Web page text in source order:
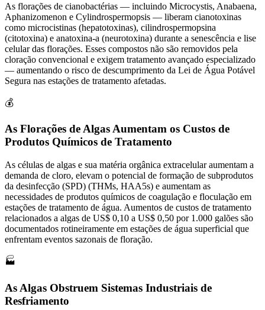
As florações de cianobactérias — incluindo Microcystis, Anabaena,
Aphanizomenon e Cylindrospermopsis — liberam cianotoxinas
como microcistinas (hepatotoxinas), cilindrospermopsina
(citotoxina) e anatoxina-a (neurotoxina) durante a senescência e lise
celular das florações. Esses compostos não são removidos pela
cloração convencional e exigem tratamento avançado especializado
— aumentando o risco de descumprimento da Lei de Água Potável
Segura nas estações de tratamento afetadas.
💰
As Florações de Algas Aumentam os Custos de
Produtos Químicos de Tratamento
As células de algas e sua matéria orgânica extracelular aumentam a
demanda de cloro, elevam o potencial de formação de subprodutos
da desinfecção (SPD) (THMs, HAA5s) e aumentam as
necessidades de produtos químicos de coagulação e floculação em
estações de tratamento de água. Aumentos de custos de tratamento
relacionados a algas de US$ 0,10 a US$ 0,50 por 1.000 galões são
documentados rotineiramente em estações de água superficial que
enfrentam eventos sazonais de floração.
🏭
As Algas Obstruem Sistemas Industriais de
Resfriamento